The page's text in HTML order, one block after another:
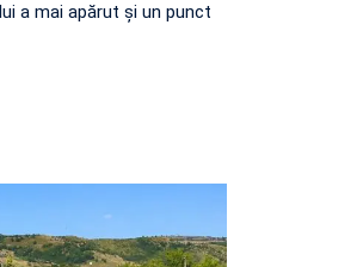
a mai apărut și un punct